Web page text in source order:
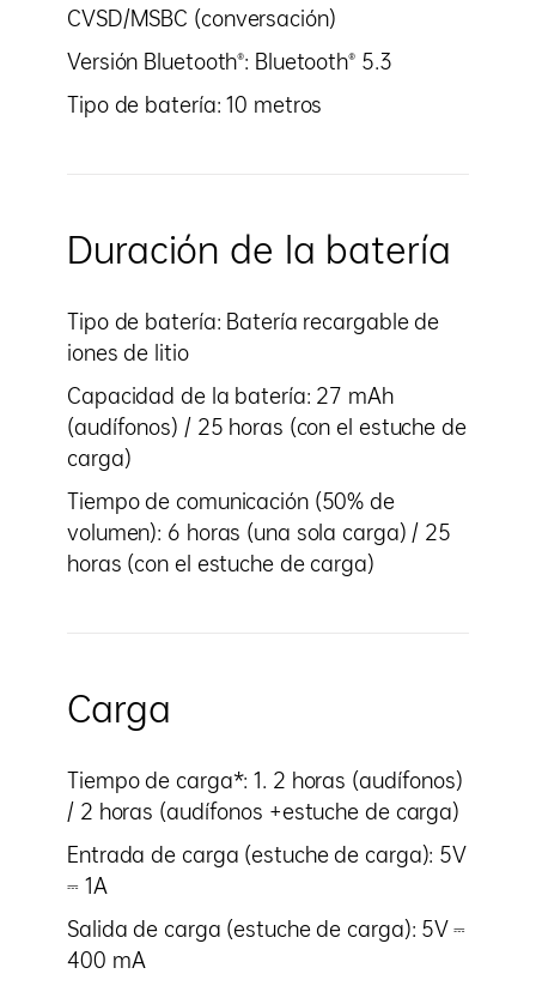
CVSD/MSBC (conversación)
Versión Bluetooth®: Bluetooth® 5.3
Tipo de batería: 10 metros
Duración de la batería
Tipo de batería: Batería recargable de
iones de litio
Capacidad de la batería: 27 mAh
(audífonos) / 25 horas (con el estuche de
carga)
Tiempo de comunicación (50% de
volumen): 6 horas (una sola carga) / 25
horas (con el estuche de carga)
Carga
Tiempo de carga*: 1. 2 horas (audífonos)
/ 2 horas (audífonos +estuche de carga)
Entrada de carga (estuche de carga): 5V
⎓ 1A
Salida de carga (estuche de carga): 5V ⎓
400 mA